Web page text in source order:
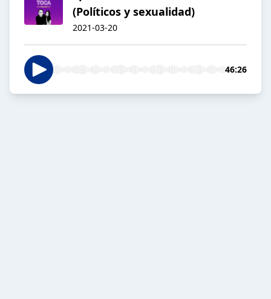
(Políticos y sexualidad)
2021-03-20
46:26